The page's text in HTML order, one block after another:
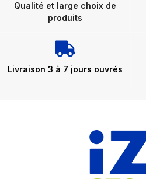
Qualité et large choix de
produits
Livraison 3 à 7 jours ouvrés